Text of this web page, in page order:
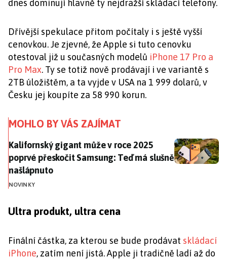
dnes dominují hlavně ty nejdražší skládací telefony.
Dřívější spekulace přitom počítaly i s ještě vyšší
cenovkou. Je zjevné, že Apple si tuto cenovku
otestoval již u současných modelů iPhone 17 Pro a
Pro Max. Ty se totiž nově prodávají i ve variantě s
2TB úložištěm, a ta vyjde v USA na 1 999 dolarů, v
Česku jej koupíte za 58 990 korun.
MOHLO BY VÁS ZAJÍMAT
Kalifornský gigant může v roce 2025 poprvé
Kalifornský gigant může v roce 2025
poprvé přeskočit Samsung: Teď má slušně
našlápnuto
NOVINKY
Ultra produkt, ultra cena
Finální částka, za kterou se bude prodávat skládací
iPhone, zatím není jistá. Apple ji tradičně ladí až do